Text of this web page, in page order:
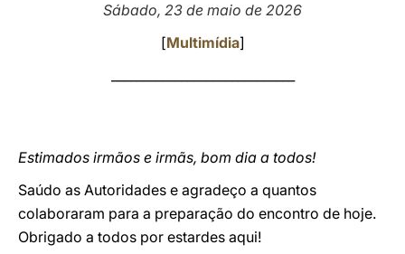
Sábado, 23 de maio de 2026
[Multimídia]
Estimados irmãos e irmãs, bom dia a todos!
Saúdo as Autoridades e agradeço a quantos
colaboraram para a preparação do encontro de hoje.
Obrigado a todos por estardes aqui!